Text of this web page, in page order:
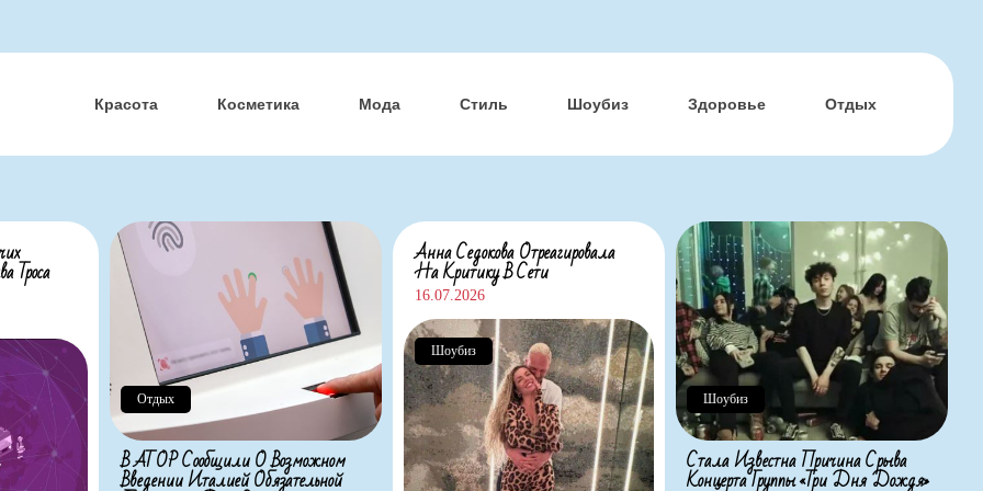
Красота Косметика Мода Стиль Шоубиз Здоровье Отдых
Троса
Отдых
В АТОР Сообщили О Возможном
Введении Италией Обязательной
Анна Седокова Отреагировала
На Критику В Сети
16.07.2026
Шоубиз
Шоубиз
Стала Известна Причина Срыва
Концерта Группы «Три Дня Дождя»